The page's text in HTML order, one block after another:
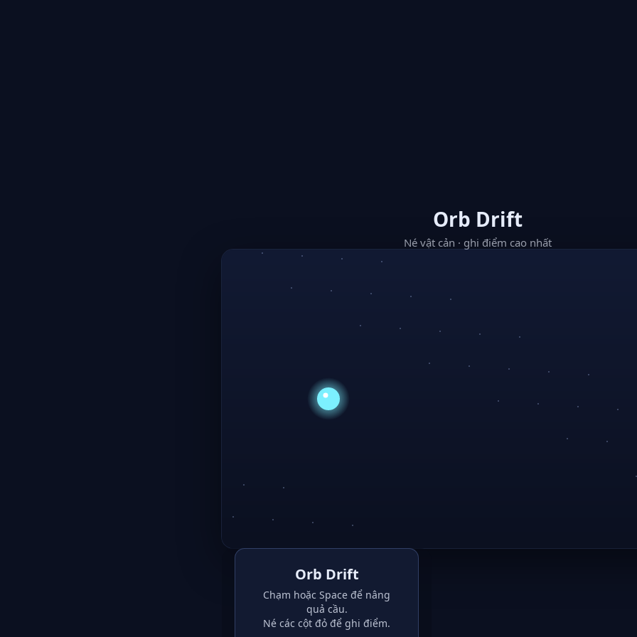
Orb Drift
Né vật cản · ghi điểm cao nhất
Orb Drift
Chạm hoặc Space để nâng
quả cầu.
Né các cột đỏ để ghi điểm.